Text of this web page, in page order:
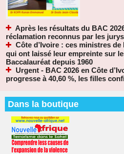
Après les résultats du BAC
réclamation reconnus par les jurys
Côte d’Ivoire : ces ministres de
qui ont laissé leur empreinte sur
Baccalauréat depuis 1960
Urgent - BAC 2026 en Côte
progresse à 40,60 %, les filles
Dans la boutique